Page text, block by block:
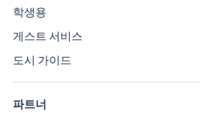
학생용
게스트 서비스
도시 가이드
파트너